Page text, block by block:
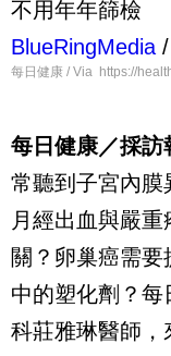
不用年年篩檢
BlueRingMedia /
每日健康 / Via https://
每日健康／採
常聽到子宮內膜
月經出血與嚴
關？卵巢癌需
中的塑化劑？
科莊雅琳醫師，